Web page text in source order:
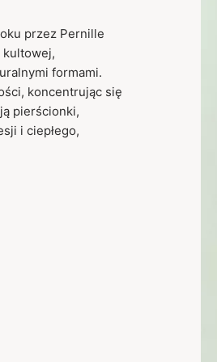
przez Pernille
kultowej,
formami.
koncentrując się
pierścionki,
i ciepłego,